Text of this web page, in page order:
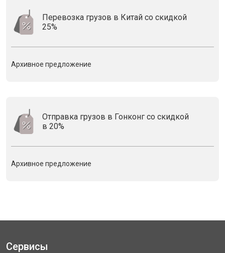
Перевозка грузов в Китай со скидкой
25%
Архивное предложение
Отправка грузов в Гонконг со скидкой
в 20%
Архивное предложение
Сервисы